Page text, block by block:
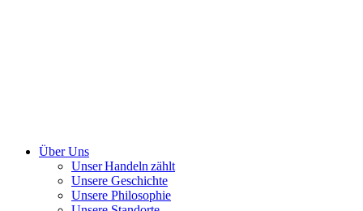
Über Uns
Unser Handeln zählt
Unsere Geschichte
Unsere Philosophie